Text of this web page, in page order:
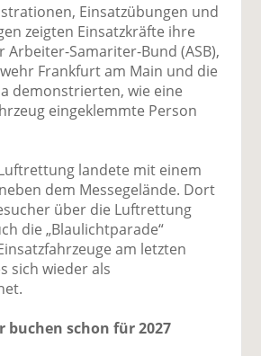
Einsatzübungen und
zeigten Einsatzkräfte ihre
Arbeiter-Samariter-Bund (ASB),
Frankfurt am Main und die
demonstrierten, wie eine
eingeklemmte Person
landete mit einem
dem Messegelände. Dort
über die Luftrettung
die „Blaulichtparade“
am letzten
sich wieder als
buchen schon für 2027